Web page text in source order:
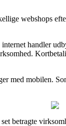
webshops
handler
med mobilen.
betragte